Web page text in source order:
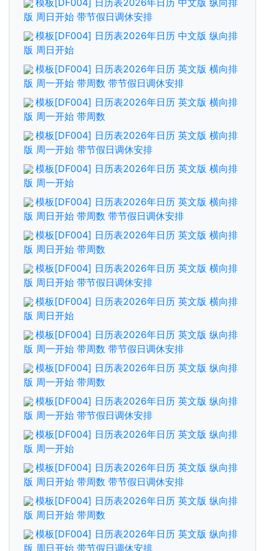
版 周日开始 带节假日调休安排
模板[DF004] 日历表2026年日历 中文版 纵向排
版 周日开始
模板[DF004] 日历表2026年日历 英文版 横向排
版 周一开始 带周数 带节假日调休安排
模板[DF004] 日历表2026年日历 英文版 横向排
版 周一开始 带周数
模板[DF004] 日历表2026年日历 英文版 横向排
版 周一开始 带节假日调休安排
模板[DF004] 日历表2026年日历 英文版 横向排
版 周一开始
模板[DF004] 日历表2026年日历 英文版 横向排
版 周日开始 带周数 带节假日调休安排
模板[DF004] 日历表2026年日历 英文版 横向排
版 周日开始 带周数
模板[DF004] 日历表2026年日历 英文版 横向排
版 周日开始 带节假日调休安排
模板[DF004] 日历表2026年日历 英文版 横向排
版 周日开始
模板[DF004] 日历表2026年日历 英文版 纵向排
版 周一开始 带周数 带节假日调休安排
模板[DF004] 日历表2026年日历 英文版 纵向排
版 周一开始 带周数
模板[DF004] 日历表2026年日历 英文版 纵向排
版 周一开始 带节假日调休安排
模板[DF004] 日历表2026年日历 英文版 纵向排
版 周一开始
模板[DF004] 日历表2026年日历 英文版 纵向排
版 周日开始 带周数 带节假日调休安排
模板[DF004] 日历表2026年日历 英文版 纵向排
版 周日开始 带周数
模板[DF004] 日历表2026年日历 英文版 纵向排
版 周日开始 带节假日调休安排